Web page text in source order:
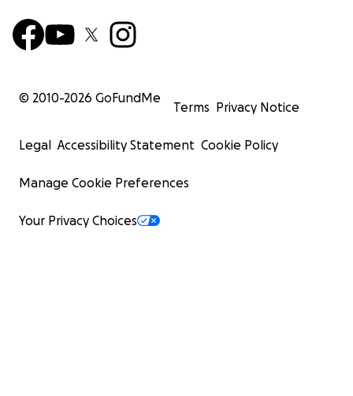
© 2010-2026 GoFundMe
Terms Privacy Notice
Legal Accessibility Statement Cookie Policy
Manage Cookie Preferences
Your Privacy Choices